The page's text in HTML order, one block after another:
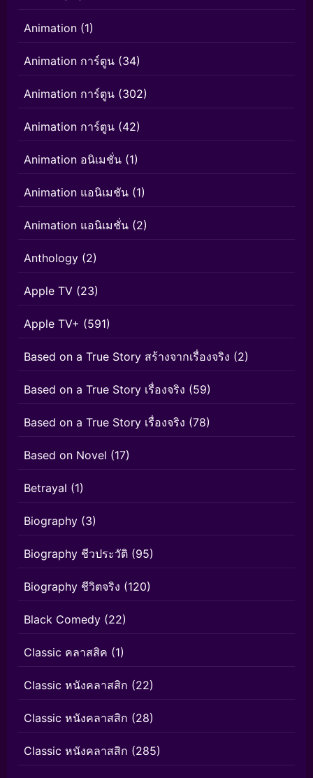
Animation (1)
Animation การ์ตูน (34)
Animation การ์ตูน (302)
Animation การ์ตูน (42)
Animation อนิเมชั่น (1)
Animation แอนิเมชัน (1)
Animation แอนิเมชั่น (2)
Anthology (2)
Apple TV (23)
Apple TV+ (591)
Based on a True Story สร้างจากเรื่องจริง (2)
Based on a True Story เรื่องจริง (59)
Based on a True Story เรื่องจริง (78)
Based on Novel (17)
Betrayal (1)
Biography (3)
Biography ชีวประวัติ (95)
Biography ชีวิตจริง (120)
Black Comedy (22)
Classic คลาสสิค (1)
Classic หนังคลาสสิก (22)
Classic หนังคลาสสิก (28)
Classic หนังคลาสสิก (285)